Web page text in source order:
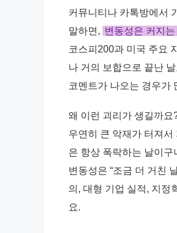
커뮤니티나 카톡방에서
말하면, 변동성은 커지
코스피200과 미국 주요
나 거의 보합으로 끝난
코멘트가 나오는 경우가
왜 이런 괴리가 생길까요
우연히 큰 악재가 터져
은 항상 폭락하는 날이
변동성은 “조금 더 거친
의, 대형 기업 실적, 지정
요.